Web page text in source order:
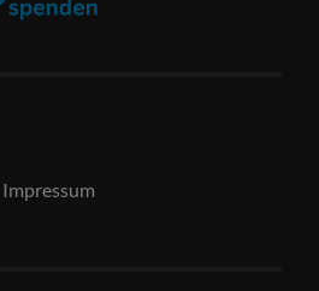
Impressum